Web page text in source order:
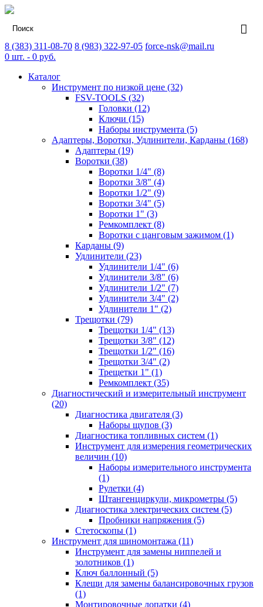
8 (383) 311-08-70 8 (983) 322-97-05 force-nsk@mail.ru
0 шт. - 0 руб.
Каталог
Инструмент по низкой цене (32)
FSV-TOOLS (32)
Головки (12)
Ключи (15)
Наборы инструмента (5)
Адаптеры, Воротки, Удлинители, Карданы (168)
Адаптеры (19)
Воротки (38)
Воротки 1/4" (8)
Воротки 3/8" (4)
Воротки 1/2" (9)
Воротки 3/4" (5)
Воротки 1" (3)
Ремкомплект (8)
Воротки с цанговым зажимом (1)
Карданы (9)
Удлинители (23)
Удлинители 1/4" (6)
Удлинители 3/8" (6)
Удлинители 1/2" (7)
Удлинители 3/4" (2)
Удлинители 1" (2)
Трещотки (79)
Трещотки 1/4" (13)
Трещотки 3/8" (12)
Трещотки 1/2" (16)
Трещотки 3/4" (2)
Трещетки 1" (1)
Ремкомплект (35)
Диагностический и измерительный инструмент
(20)
Диагностика двигателя (3)
Наборы щупов (3)
Диагностика топливных систем (1)
Инструмент для измерения геометрических
величин (10)
Наборы измерительного инструмента
(1)
Рулетки (4)
Штангенциркули, микрометры (5)
Диагностика электрических систем (5)
Пробники напряжения (5)
Стетоскопы (1)
Инструмент для шиномонтажа (11)
Инструмент для замены ниппелей и
золотников (1)
Ключ баллонный (5)
Клещи для замены балансировочных грузов
(1)
Монтировочные лопатки (4)